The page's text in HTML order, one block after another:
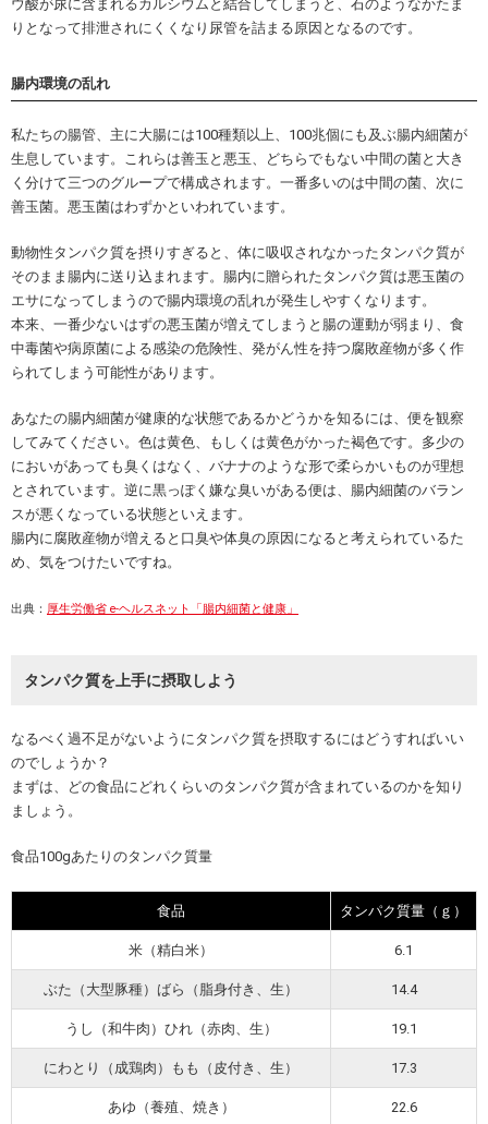
ウ酸が尿に含まれるカルシウムと結合してしまうと、石のようなかたま
りとなって排泄されにくくなり尿管を詰まる原因となるのです。
腸内環境の乱れ
私たちの腸管、主に大腸には100種類以上、100兆個にも及ぶ腸内細菌が
生息しています。これらは善玉と悪玉、どちらでもない中間の菌と大き
く分けて三つのグループで構成されます。一番多いのは中間の菌、次に
善玉菌。悪玉菌はわずかといわれています。
動物性タンパク質を摂りすぎると、体に吸収されなかったタンパク質が
そのまま腸内に送り込まれます。腸内に贈られたタンパク質は悪玉菌の
エサになってしまうので腸内環境の乱れが発生しやすくなります。
本来、一番少ないはずの悪玉菌が増えてしまうと腸の運動が弱まり、食
中毒菌や病原菌による感染の危険性、発がん性を持つ腐敗産物が多く作
られてしまう可能性があります。
あなたの腸内細菌が健康的な状態であるかどうかを知るには、便を観察
してみてください。色は黄色、もしくは黄色がかった褐色です。多少の
においがあっても臭くはなく、バナナのような形で柔らかいものが理想
とされています。逆に黒っぽく嫌な臭いがある便は、腸内細菌のバラン
スが悪くなっている状態といえます。
腸内に腐敗産物が増えると口臭や体臭の原因になると考えられているた
め、気をつけたいですね。
出典： 厚生労働省 e-ヘルスネット「腸内細菌と健康」
タンパク質を上手に摂取しよう
なるべく過不足がないようにタンパク質を摂取するにはどうすればいい
のでしょうか？
まずは、どの食品にどれくらいのタンパク質が含まれているのかを知り
ましょう。
食品100gあたりのタンパク質量
食品 タンパク質量（ｇ）
米（精白米） 6.1
ぶた（大型豚種）ばら（脂身付き、生） 14.4
うし（和牛肉）ひれ（赤肉、生） 19.1
にわとり（成鶏肉）もも（皮付き、生） 17.3
あゆ（養殖、焼き） 22.6